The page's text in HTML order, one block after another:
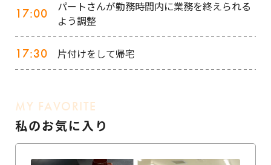
17:00
パートさんが勤務時間内に業務を終えられる
よう調整
17:30 片付けをして帰宅
MY FAVORITE
私のお気に入り